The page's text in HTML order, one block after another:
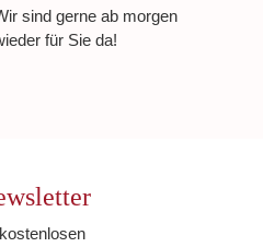
sind gerne ab morgen
für Sie da!